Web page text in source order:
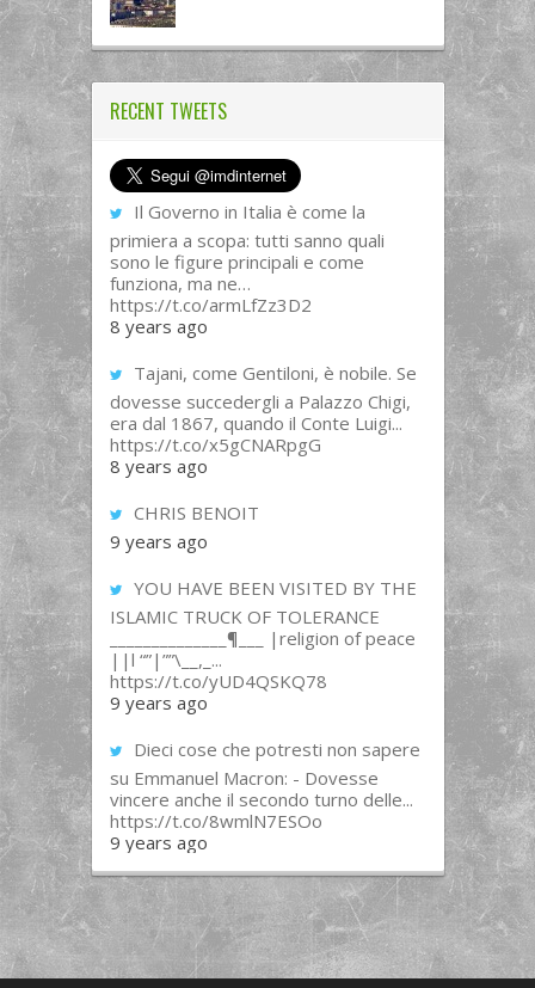
RECENT TWEETS
Il Governo in Italia è come la
primiera a scopa: tutti sanno quali
sono le figure principali e come
funziona, ma ne…
https://t.co/armLfZz3D2
8 years ago
Tajani, come Gentiloni, è nobile. Se
dovesse succedergli a Palazzo Chigi,
era dal 1867, quando il Conte Luigi...
https://t.co/x5gCNARpgG
8 years ago
CHRIS BENOIT
9 years ago
YOU HAVE BEEN VISITED BY THE
ISLAMIC TRUCK OF TOLERANCE
______________¶___ |religion of peace
||l “”|””\__,_...
https://t.co/yUD4QSKQ78
9 years ago
Dieci cose che potresti non sapere
su Emmanuel Macron: - Dovesse
vincere anche il secondo turno delle...
https://t.co/8wmlN7ESOo
9 years ago